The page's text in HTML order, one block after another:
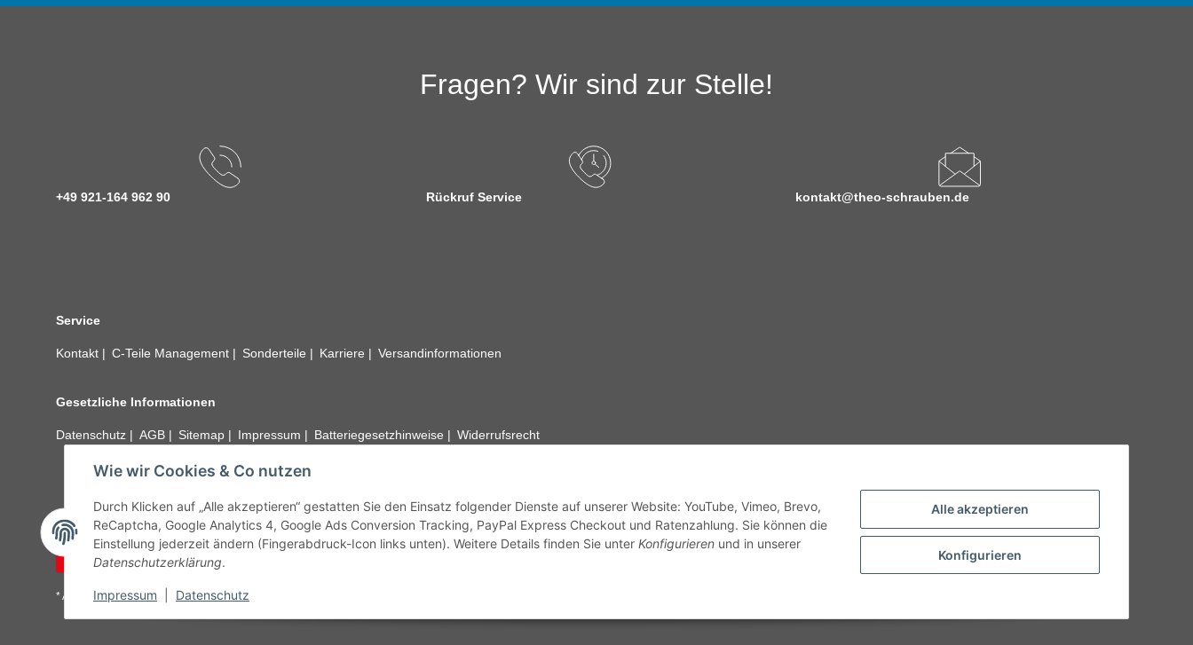
Alle akzeptieren
Konfigurieren
Wie wir Cookies & Co nutzen
Durch Klicken auf „Alle akzeptieren“ gestatten Sie den Einsatz folgender Dienste auf unserer Website: YouTube, Vimeo, Brevo,
ReCaptcha, Google Analytics 4, Google Ads Conversion Tracking, PayPal Express Checkout und Ratenzahlung. Sie können die
Einstellung jederzeit ändern (Fingerabdruck-Icon links unten). Weitere Details finden Sie unter Konfigurieren und in unserer
Datenschutzerklärung.
Impressum Datenschutz
Fragen? Wir sind zur Stelle!
+49 921-164 962 90 Rückruf Service kontakt@theo-schrauben.de
Service
Kontakt C-Teile Management Sonderteile Karriere Versandinformationen
Gesetzliche Informationen
Datenschutz AGB Sitemap Impressum Batteriegesetzhinweise Widerrufsrecht
unseren Kundenservice. Abbildungen der Artikel können beispielhaft sein und vom Produkt abweichen.
Vertrag widerrufen
* Alle Preise inkl. gesetzlicher USt., zzgl.